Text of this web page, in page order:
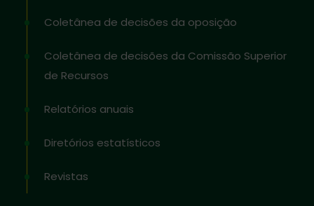
Coletânea de decisões da oposição
Coletânea de decisões da Comissão Superior
de Recursos
Relatórios anuais
Diretórios estatísticos
Revistas